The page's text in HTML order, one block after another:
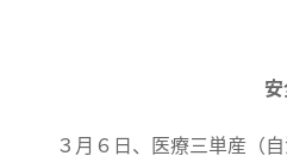
３月６日、医療三単産（